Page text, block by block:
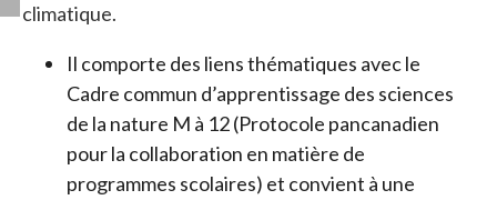
climatique.
Il comporte des liens thématiques avec le
Cadre commun d’apprentissage des sciences
de la nature M à 12 (Protocole pancanadien
pour la collaboration en matière de
programmes scolaires) et convient à une